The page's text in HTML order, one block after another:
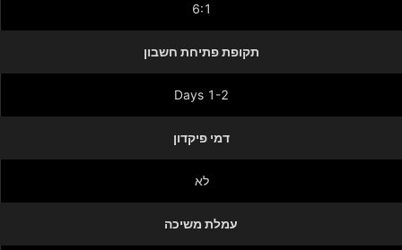
6:1
תקופת פתיחת חשבון
1-2 Days
דמי פיקדון
לא
עמלת משיכה